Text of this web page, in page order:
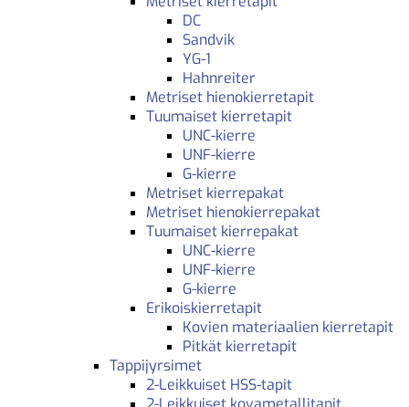
DC
Sandvik
YG-1
Hahnreiter
Metriset hienokierretapit
Tuumaiset kierretapit
UNC-kierre
UNF-kierre
G-kierre
Metriset kierrepakat
Metriset hienokierrepakat
Tuumaiset kierrepakat
UNC-kierre
UNF-kierre
G-kierre
Erikoiskierretapit
Kovien materiaalien kierretapit
Pitkät kierretapit
Tappijyrsimet
2-Leikkuiset HSS-tapit